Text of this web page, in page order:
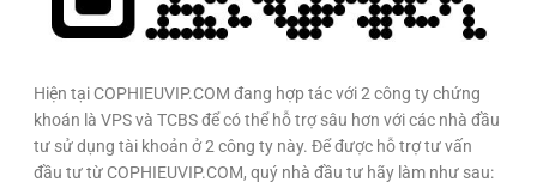
Hiện tại COPHIEUVIP.COM đang hợp tác với 2 công ty chứng
khoán là VPS và TCBS để có thể hỗ trợ sâu hơn với các nhà đầu
tư sử dụng tài khoản ở 2 công ty này. Để được hỗ trợ tư vấn
đầu tư từ COPHIEUVIP.COM, quý nhà đầu tư hãy làm như sau: